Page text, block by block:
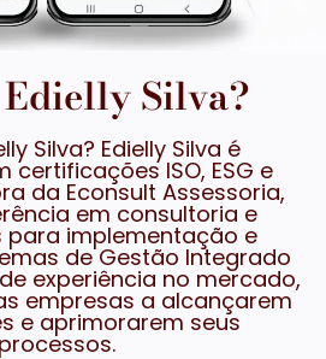
Edielly Silva?
Silva? Edielly Silva é
certificações ISO, ESG e
da Econsult Assessoria,
em consultoria e
para implementação e
de Gestão Integrado
experiência no mercado,
empresas a alcançarem
e aprimorarem seus
processos.